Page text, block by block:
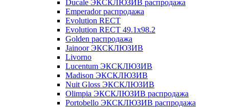
Ducale ЭКСКЛЮЗИВ распродажа
Emperador распродажа
Evolution RECT
Evolution RECT 49.1x98.2
Golden распродажа
Jainoor ЭКСКЛЮЗИВ
Livorno
Lucentum ЭКСКЛЮЗИВ
Madison ЭКСКЛЮЗИВ
Nuit Gloss ЭКСКЛЮЗИВ
Olimpia ЭКСКЛЮЗИВ распродажа
Portobello ЭКСКЛЮЗИВ распродажа